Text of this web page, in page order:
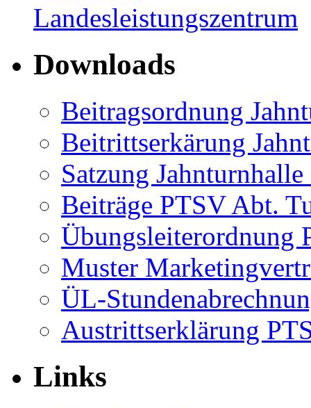
Downloads
Beitragsordnung
Beitrittserkärung
Satzung
Beiträge PTSV Abt.
Übungsleiterordnung
Muster
ÜL-
Austrittserklärung
Links